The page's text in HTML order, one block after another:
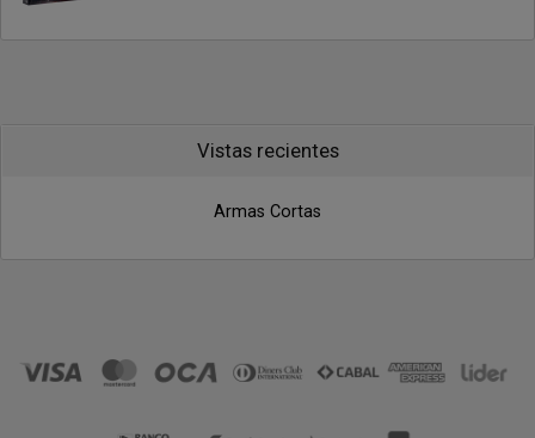
Vistas recientes
Armas Cortas